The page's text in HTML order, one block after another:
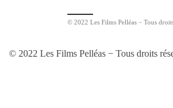
© 2022 Les Films Pelléas − Tous
© 2022 Les Films Pelléas − Tous droits